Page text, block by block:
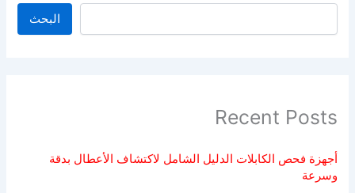
البحث
Recent Posts
أجهزة فحص الكابلات الدليل الشامل لاكتشاف الأعطال بدقة
وسرعة